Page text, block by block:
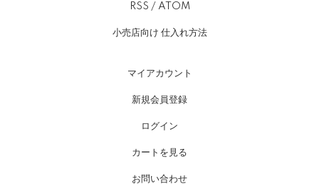
RSS / ATOM
小売店向け 仕入れ方法
マイアカウント
新規会員登録
ログイン
カートを見る
お問い合わせ